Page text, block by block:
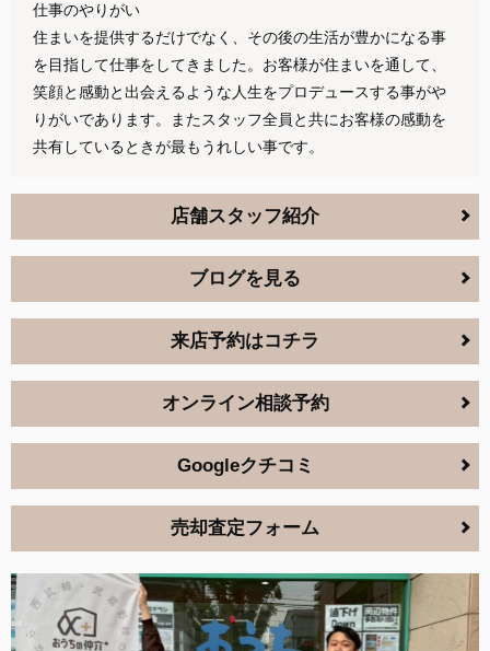
仕事のやりがい
住まいを提供するだけでなく、その後の生活が豊かになる事
を目指して仕事をしてきました。お客様が住まいを通して、
笑顔と感動と出会えるような人生をプロデュースする事がや
りがいであります。またスタッフ全員と共にお客様の感動を
共有しているときが最もうれしい事です。
店舗スタッフ紹介
ブログを見る
来店予約はコチラ
オンライン相談予約
Googleクチコミ
売却査定フォーム